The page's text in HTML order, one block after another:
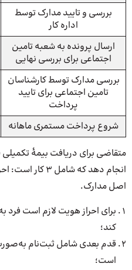
بررسی و تایید مدارک توسط
اداره کار
ارسال پرونده به شعبه تامین
اجتماعی برای بررسی نهایی
بررسی مدارک توسط کارشناسان
تامین اجتماعی برای تایید
پرداخت
شروع پرداخت مستمری ماهانه
متقاضی برای دریافت بیمۀ تکمیلی
انجام دهد که
اصل مدارک.
برای احراز هویت لازم است فرد
کند؛
قدم بعدی شامل ثبت‌نام
است؛